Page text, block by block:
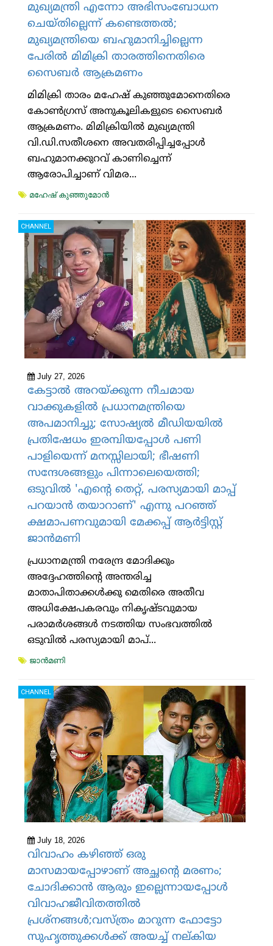
മുഖ്യമന്ത്രി എന്നോ അഭിസംബോധന
ചെയ്തില്ലെന്ന് കണ്ടെത്തല്‍;
മുഖ്യമന്ത്രിയെ ബഹുമാനിച്ചില്ലെന്ന
പേരില്‍ മിമിക്രി താരത്തിനെതിരെ
സൈബര്‍ ആക്രമണം
മിമിക്രി താരം മഹേഷ് കുഞ്ഞുമോനെതിരെ
കോണ്‍ഗ്രസ് അനുകൂലികളുടെ സൈബര്‍
ആക്രമണം. മിമിക്രിയില്‍ മുഖ്യമന്ത്രി
വി.ഡി.സതീശനെ അവതരിപ്പിച്ചപ്പോള്‍
ബഹുമാനക്കുറവ് കാണിച്ചെന്ന്
ആരോപിച്ചാണ് വിമര...
മഹേഷ് കുഞ്ഞുമോന്‍
CHANNEL
July 27, 2026
കേട്ടാല്‍ അറയ്ക്കുന്ന നീചമായ
വാക്കുകളില്‍ പ്രധാനമന്ത്രിയെ
അപമാനിച്ചു; സോഷ്യല്‍ മീഡിയയില്‍
പ്രതിഷേധം ഇരമ്പിയപ്പോള്‍ പണി
പാളിയെന്ന് മനസ്സിലായി; ഭീഷണി
സന്ദേശങ്ങളും പിന്നാലെയെത്തി;
ഒടുവില്‍ 'എന്റെ തെറ്റ്, പരസ്യമായി മാപ്പ്
പറയാന്‍ തയാറാണ്' എന്നു പറഞ്ഞ്
ക്ഷമാപണവുമായി മേക്കപ്പ് ആര്‍ട്ടിസ്റ്റ്
ജാന്‍മണി
പ്രധാനമന്ത്രി നരേന്ദ്ര മോദിക്കും
അദ്ദേഹത്തിന്റെ അന്തരിച്ച
മാതാപിതാക്കള്‍ക്കു മെതിരെ അതീവ
അധിക്ഷേപകരവും നികൃഷ്ടവുമായ
പരാമര്‍ശങ്ങള്‍ നടത്തിയ സംഭവത്തില്‍
ഒടുവില്‍ പരസ്യമായി മാപ്...
ജാന്‍മണി
CHANNEL
July 18, 2026
വിവാഹം കഴിഞ്ഞ് ഒരു
മാസമായപ്പോഴാണ് അച്ഛന്റെ മരണം;
ചോദിക്കാന്‍ ആരും ഇല്ലെന്നായപ്പോള്‍
വിവാഹജീവിതത്തില്‍
പ്രശ്‌നങ്ങള്‍;വസ്ത്രം മാറുന്ന ഫോട്ടോ
സുഹൃത്തുക്കള്‍ക്ക് അയച്ച് നല്കിയ